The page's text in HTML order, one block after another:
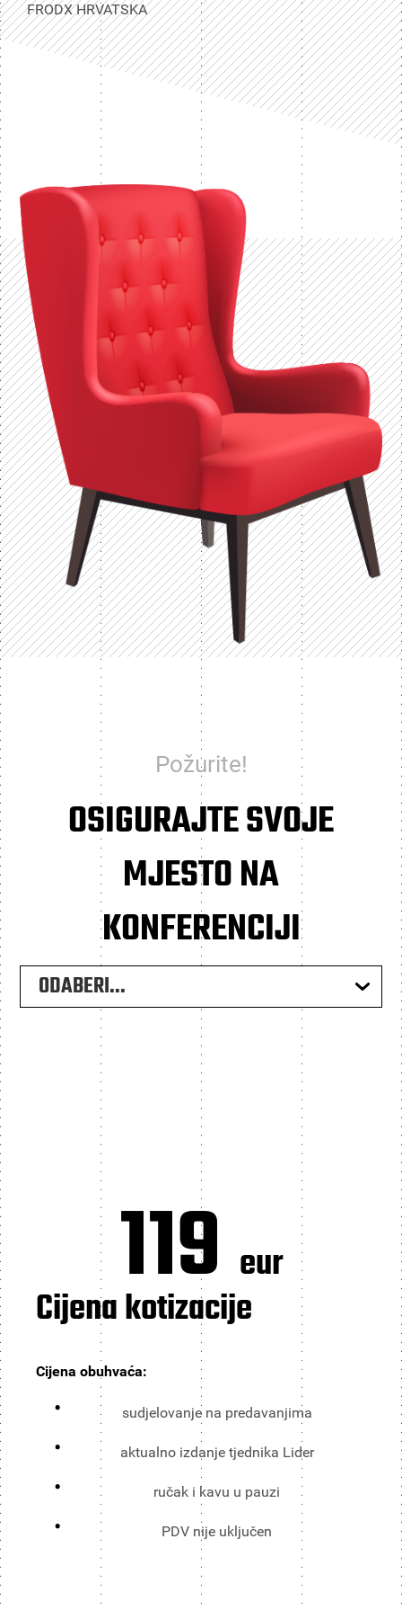
FRODX HRVATSKA
Požurite!
OSIGURAJTE SVOJE
MJESTO NA
KONFERENCIJI
ODABERI...
119 eur
Cijena kotizacije
Cijena obuhvaća:
sudjelovanje na predavanjima
aktualno izdanje tjednika Lider
ručak i kavu u pauzi
PDV nije uključen